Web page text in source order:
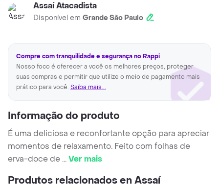
Assaí Atacadista
Disponível em Grande São Paulo
Compre com tranquilidade e segurança no Rappi
Nosso foco é oferecer a você os melhores preços, proteger
suas compras e permitir que utilize o meio de pagamento mais
prático para você. Saiba mais...
Informação do produto
É uma deliciosa e reconfortante opção para apreciar
momentos de relaxamento. Feito com folhas de
erva-doce de ...Ver mais
Produtos relacionados en Assaí